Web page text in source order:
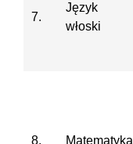
7.
Język
włoski
8. Matematyka